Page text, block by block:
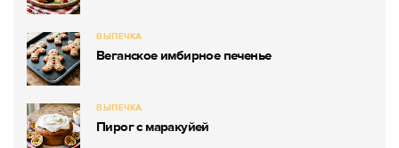
ВЫПЕЧКА
Веганское имбирное печенье
ВЫПЕЧКА
Пирог с маракуйей